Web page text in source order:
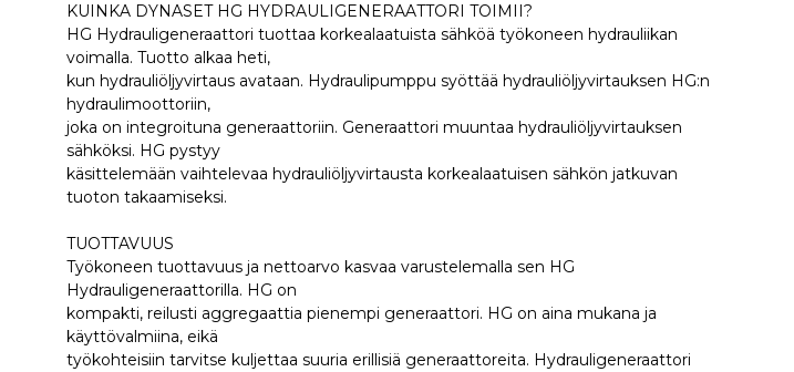
KUINKA DYNASET HG HYDRAULIGENERAATTORI TOIMII?
HG Hydrauligeneraattori tuottaa korkealaatuista sähköä työkoneen hydrauliikan
voimalla. Tuotto alkaa heti,
kun hydrauliöljyvirtaus avataan. Hydraulipumppu syöttää hydrauliöljyvirtauksen HG:n
hydraulimoottoriin,
joka on integroituna generaattoriin. Generaattori muuntaa hydrauliöljyvirtauksen
sähköksi. HG pystyy
käsittelemään vaihtelevaa hydrauliöljyvirtausta korkealaatuisen sähkön jatkuvan
tuoton takaamiseksi.
TUOTTAVUUS
Työkoneen tuottavuus ja nettoarvo kasvaa varustelemalla sen HG
Hydrauligeneraattorilla. HG on
kompakti, reilusti aggregaattia pienempi generaattori. HG on aina mukana ja
käyttövalmiina, eikä
työkohteisiin tarvitse kuljettaa suuria erillisiä generaattoreita. Hydrauligeneraattori